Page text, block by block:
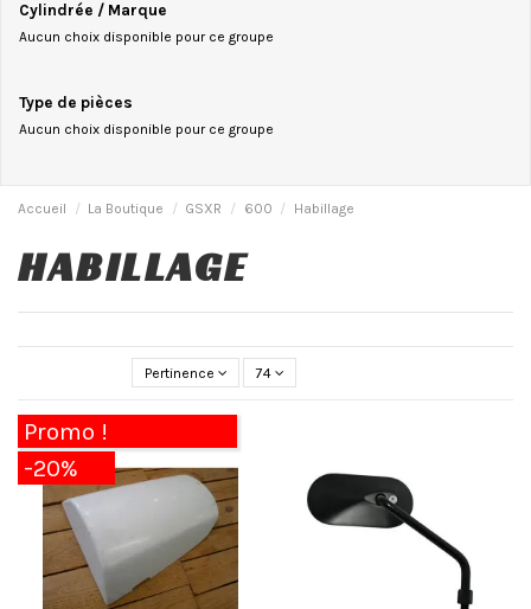
Cylindrée / Marque
Aucun choix disponible pour ce groupe
Type de pièces
Aucun choix disponible pour ce groupe
Accueil La Boutique GSXR 600 Habillage
HABILLAGE
Pertinence 74
Promo !
-20%